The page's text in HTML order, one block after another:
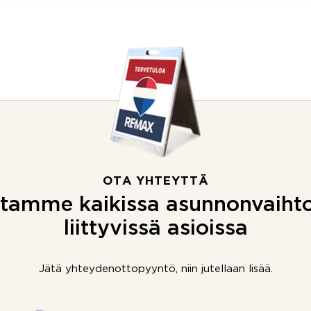
OTA YHTEYTTÄ
kaikissa
liittyvissä asioissa
Jätä yhteydenottopyyntö, niin jutellaan lisää.